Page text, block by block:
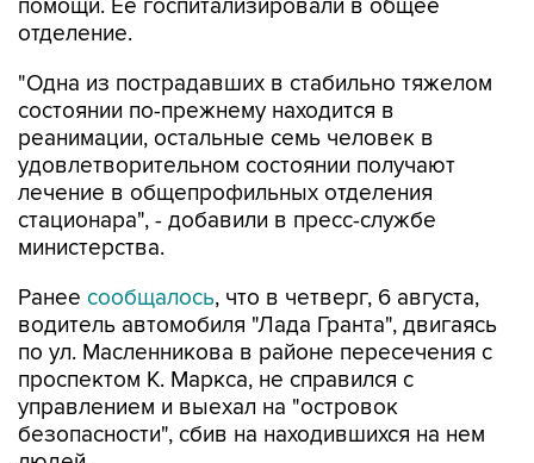
"Одна из пострадавших в стабильно тяжелом
реанимации, остальные семь человек в
удовлетворительном состоянии получают
лечение в общепрофильных отделения
стационара", - добавили в пресс-службе
министерства.
Ранеесообщалось
по ул. Масленникова в районе пересечения с
проспектом К. Маркса, не справился с
управлением и выехал на "островок
безопасности", сбив на находившихся на нем
людей.